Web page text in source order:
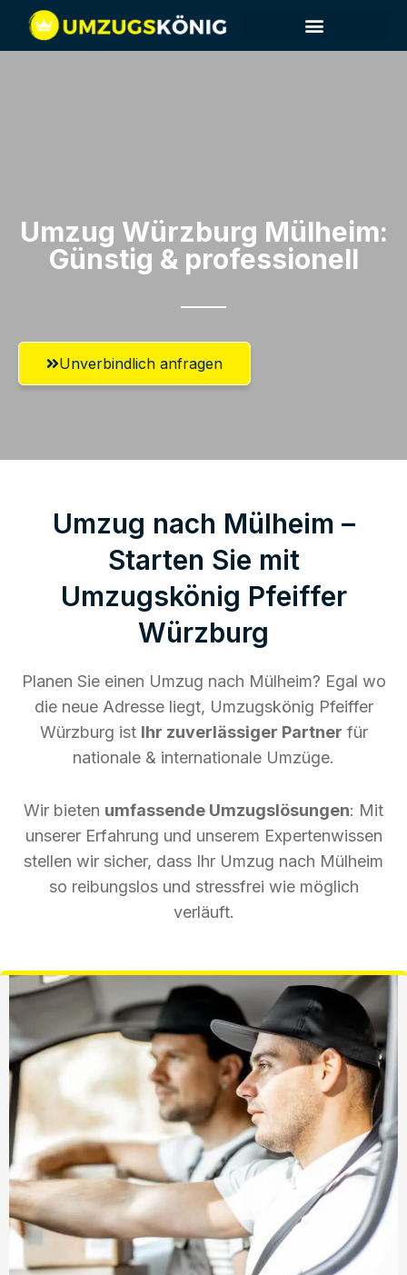
Umzug Würzburg​ Mülheim:
Günstig & professionell​
Unverbindlich anfragen
Umzug nach Mülheim –
Starten Sie mit
Umzugskönig Pfeiffer
Würzburg
Planen Sie einen Umzug nach Mülheim? Egal wo
die neue Adresse liegt, Umzugskönig Pfeiffer
Würzburg ist Ihr zuverlässiger Partner für
nationale & internationale Umzüge.
Wir bieten umfassende Umzugslösungen: Mit
unserer Erfahrung und unserem Expertenwissen
stellen wir sicher, dass Ihr Umzug nach Mülheim
so reibungslos und stressfrei wie möglich
verläuft.